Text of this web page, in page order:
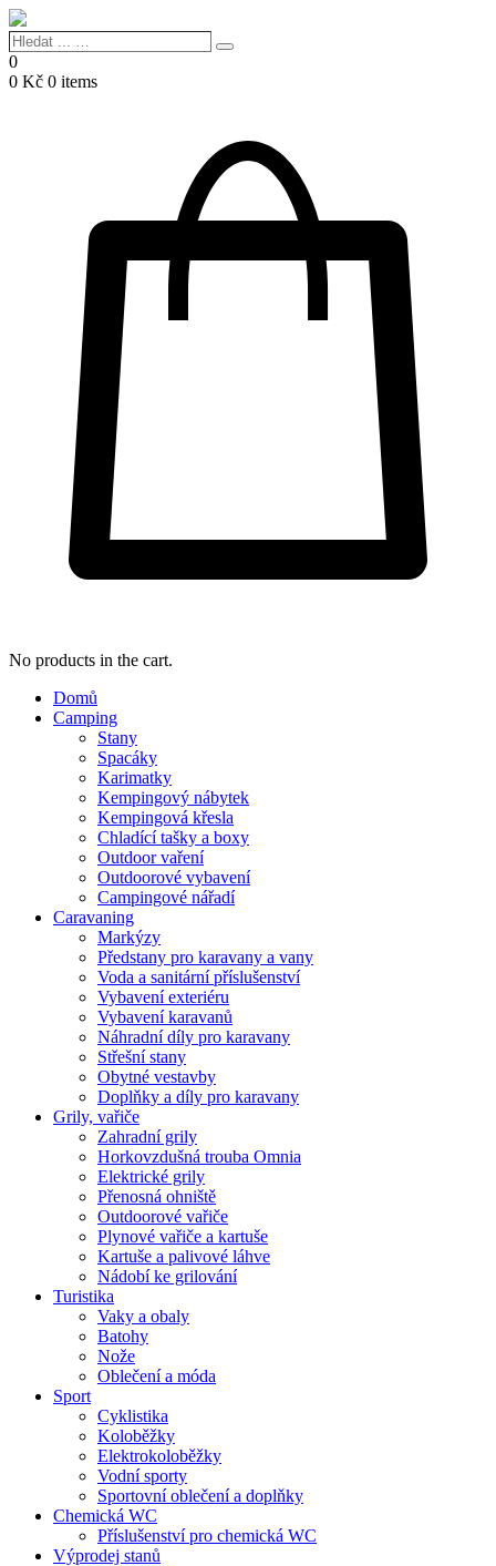
Hledat
...
…
Search
0
0 Kč 0 items
No products in the cart.
Domů
Camping
Stany
Spacáky
Karimatky
Kempingový nábytek
Kempingová křesla
Chladící tašky a boxy
Outdoor vaření
Outdoorové vybavení
Campingové nářadí
Caravaning
Markýzy
Předstany pro karavany a vany
Voda a sanitární příslušenství
Vybavení exteriéru
Vybavení karavanů
Náhradní díly pro karavany
Střešní stany
Obytné vestavby
Doplňky a díly pro karavany
Grily, vařiče
Zahradní grily
Horkovzdušná trouba Omnia
Elektrické grily
Přenosná ohniště
Outdoorové vařiče
Plynové vařiče a kartuše
Kartuše a palivové láhve
Nádobí ke grilování
Turistika
Vaky a obaly
Batohy
Nože
Oblečení a móda
Sport
Cyklistika
Koloběžky
Elektrokoloběžky
Vodní sporty
Sportovní oblečení a doplňky
Chemická WC
Příslušenství pro chemická WC
Výprodej stanů